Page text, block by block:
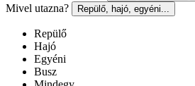
Mivel utazna?
Repülő, hajó, egyéni...
Repülő
Hajó
Egyéni
Busz